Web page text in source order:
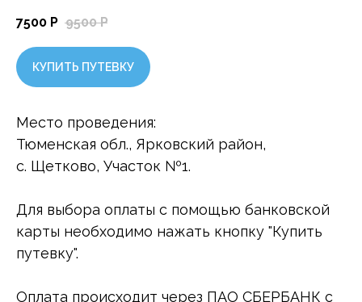
7500 Р 9500 Р
КУПИТЬ ПУТЕВКУ
Место проведения:
Тюменская обл., Ярковский район,
с. Щетково, Участок №1.
Для выбора оплаты с помощью банковской
карты необходимо нажать кнопку "Купить
путевку".
Оплата происходит через ПАО СБЕРБАНК с